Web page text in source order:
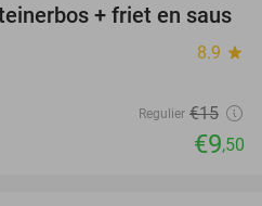
37%
+ friet en saus
8.9 star
Regulier €15
€9,50